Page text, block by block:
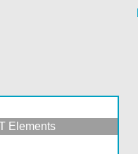
Elements